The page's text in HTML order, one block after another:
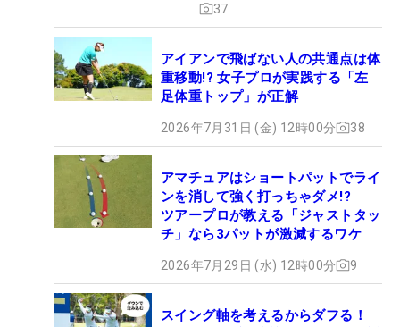
37
アイアンで飛ばない人の共通点は体
重移動!? 女子プロが実践する「左
足体重トップ」が正解
2026年7月31日 (金) 12時00分 38
アマチュアはショートパットでライ
ンを消して強く打っちゃダメ!?
ツアープロが教える「ジャストタッ
チ」なら3パットが激減するワケ
2026年7月29日 (水) 12時00分 9
スイング軸を考えるからダフる！